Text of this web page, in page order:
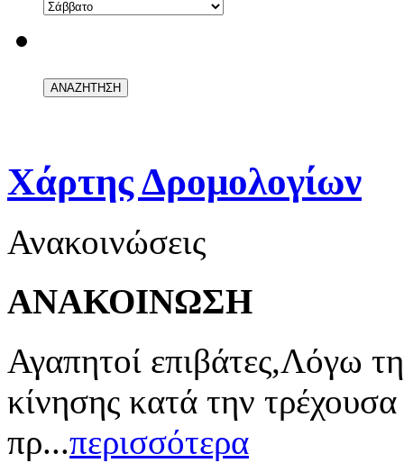
Χάρτης Δρομολογίων
Ανακοινώσεις
ΑΝΑΚΟΙΝΩΣΗ
Αγαπητοί επιβάτες,Λόγω
κίνησης κατά την
πρ...περισσότερα